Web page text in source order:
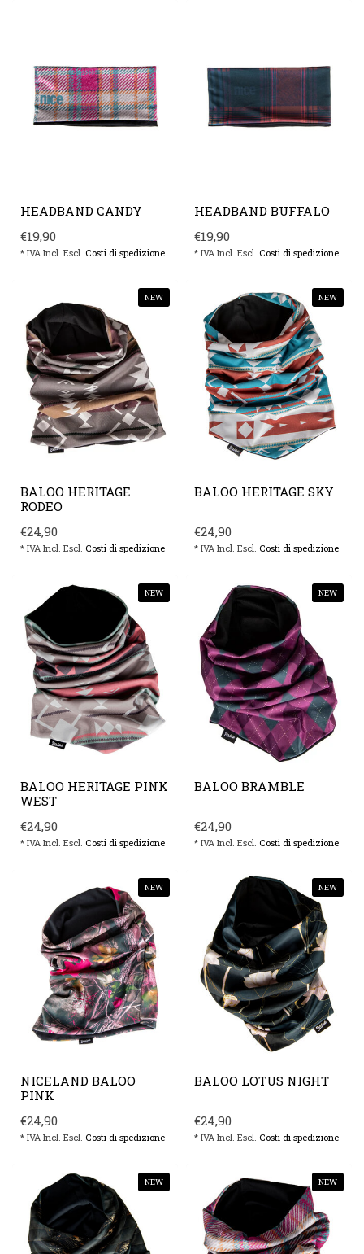
HEADBAND CANDY
€19,90
* IVA Incl. Escl. Costi di spedizione
HEADBAND BUFFALO
€19,90
* IVA Incl. Escl. Costi di spedizione
NEW
BALOO HERITAGE
RODEO
€24,90
* IVA Incl. Escl. Costi di spedizione
NEW
BALOO HERITAGE SKY
€24,90
* IVA Incl. Escl. Costi di spedizione
NEW
BALOO HERITAGE PINK
WEST
€24,90
* IVA Incl. Escl. Costi di spedizione
NEW
BALOO BRAMBLE
€24,90
* IVA Incl. Escl. Costi di spedizione
NEW
NICELAND BALOO
PINK
€24,90
* IVA Incl. Escl. Costi di spedizione
NEW
BALOO LOTUS NIGHT
€24,90
* IVA Incl. Escl. Costi di spedizione
NEW NEW